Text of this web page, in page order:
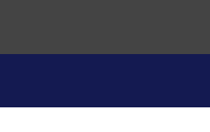
Content